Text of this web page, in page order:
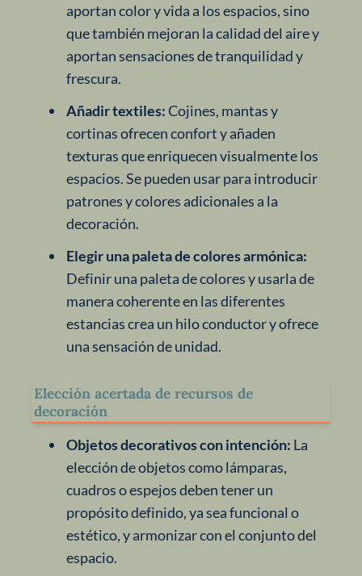
aportan color y vida a los espacios, sino
que también mejoran la calidad del aire y
aportan sensaciones de tranquilidad y
frescura.
Añadir textiles:Cojines, mantas y
cortinas ofrecen confort y añaden
texturas que enriquecen visualmente los
espacios. Se pueden usar para introducir
patrones y colores adicionales a la
decoración.
Elegir una paleta de colores armónica:
Definir una paleta de colores y usarla de
manera coherente en las diferentes
estancias crea un hilo conductor y ofrece
una sensación de unidad.
Elección acertada de recursos de
decoración
Objetos decorativos con intención: La
elección de objetos como lámparas,
cuadros o espejos deben tener un
propósito definido, ya sea funcional o
estético, y armonizar con el conjunto del
espacio.